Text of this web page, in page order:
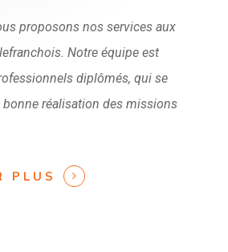
proposons nos services aux
Notre équipe est
diplômés, qui se
bonne réalisation des missions
PLUS